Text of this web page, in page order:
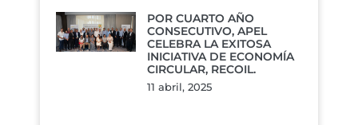
POR CUARTO AÑO
CONSECUTIVO, APEL
CELEBRA LA EXITOSA
INICIATIVA DE ECONOMÍA
CIRCULAR, RECOIL.
11 abril, 2025